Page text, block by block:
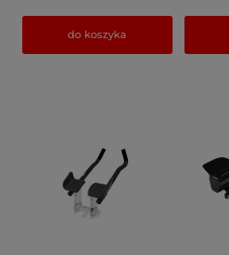
do koszyka